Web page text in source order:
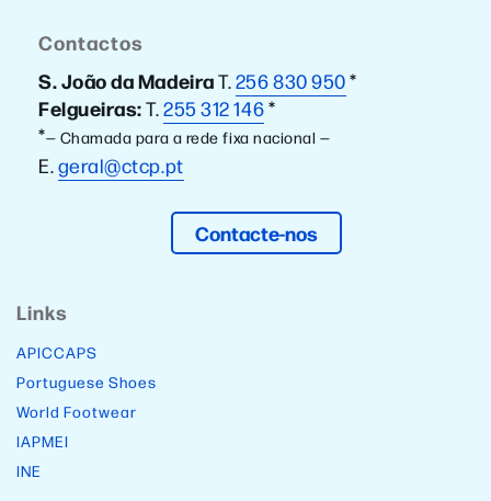
Contactos
S. João da MadeiraT.256 830 950*
Felgueiras:T.255 312 146*
*— Chamada para a rede fixa nacional —
E.geral@ctcp.pt
Contacte-nos
Links
APICCAPS
Portuguese Shoes
World Footwear
IAPMEI
INE